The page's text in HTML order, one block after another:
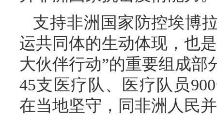
支持非洲国家防控埃博
运共同体的生动体现，也
大伙伴行动”的重要组成部
45支医疗队、医疗队员
在当地坚守，同非洲人民